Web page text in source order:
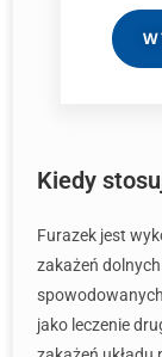
Kiedy
Furazek jest
zakażeń
jako leczenie